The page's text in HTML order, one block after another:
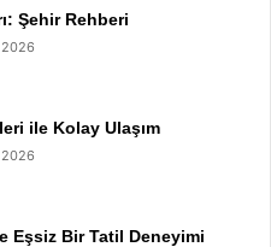
Şehir Rehberi
ile Kolay Ulaşım
Eşsiz Bir Tatil Deneyimi